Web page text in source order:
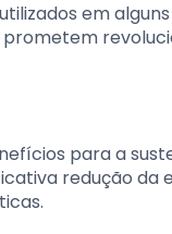
em
para a
redução da